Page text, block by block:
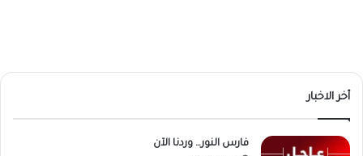
أخر الاخبار
فارس النور… وردنا الآن